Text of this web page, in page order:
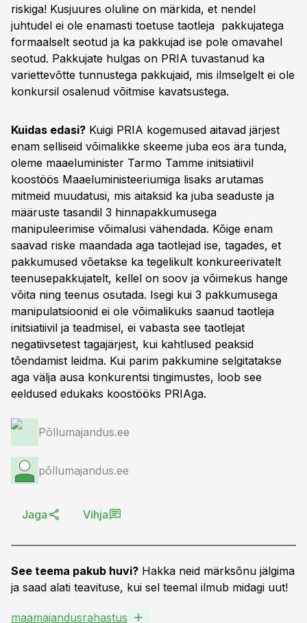
riskiga! Kusjuures oluline on märkida, et nendel
juhtudel ei ole enamasti toetuse taotleja pakkujatega
formaalselt seotud ja ka pakkujad ise pole omavahel
seotud. Pakkujate hulgas on PRIA tuvastanud ka
variettevõtte tunnustega pakkujaid, mis ilmselgelt ei ole
konkursil osalenud võitmise kavatsustega.
Kuidas edasi? Kuigi PRIA kogemused aitavad järjest
enam selliseid võimalikke skeeme juba eos ära tunda,
oleme maaeluminister Tarmo Tamme initsiatiivil
koostöös Maaeluministeeriumiga lisaks arutamas
mitmeid muudatusi, mis aitaksid ka juba seaduste ja
määruste tasandil 3 hinnapakkumusega
manipuleerimise võimalusi vähendada. Kõige enam
saavad riske maandada aga taotlejad ise, tagades, et
pakkumused võetakse ka tegelikult konkureerivatelt
teenusepakkujatelt, kellel on soov ja võimekus hange
võita ning teenus osutada. Isegi kui 3 pakkumusega
manipulatsioonid ei ole võimalikuks saanud taotleja
initsiatiivil ja teadmisel, ei vabasta see taotlejat
negatiivsetest tagajärjest, kui kahtlused peaksid
tõendamist leidma. Kui parim pakkumine selgitatakse
aga välja ausa konkurentsi tingimustes, loob see
eeldused edukaks koostööks PRIAga.
Põllumajandus.ee
põllumajandus.ee
Jaga Vihja
See teema pakub huvi? Hakka neid märksõnu jälgima
ja saad alati teavituse, kui sel teemal ilmub midagi uut!
maamajandusrahastus